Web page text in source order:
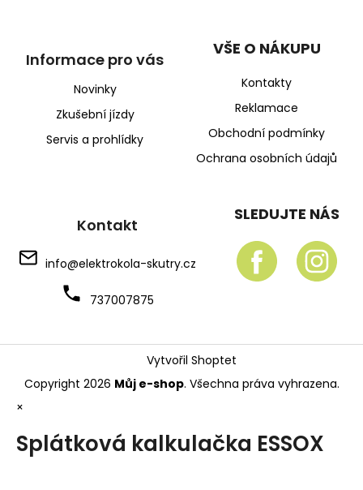
Informace pro vás
Novinky
Zkušební jízdy
Servis a prohlídky
VŠE O NÁKUPU
Kontakty
Reklamace
Obchodní podmínky
Ochrana osobních údajů
Kontakt
info@elektrokola-skutry.cz
737007875
SLEDUJTE NÁS
Vytvořil Shoptet
Copyright 2026 Můj e-shop. Všechna práva vyhrazena.
×
Splátková kalkulačka ESSOX